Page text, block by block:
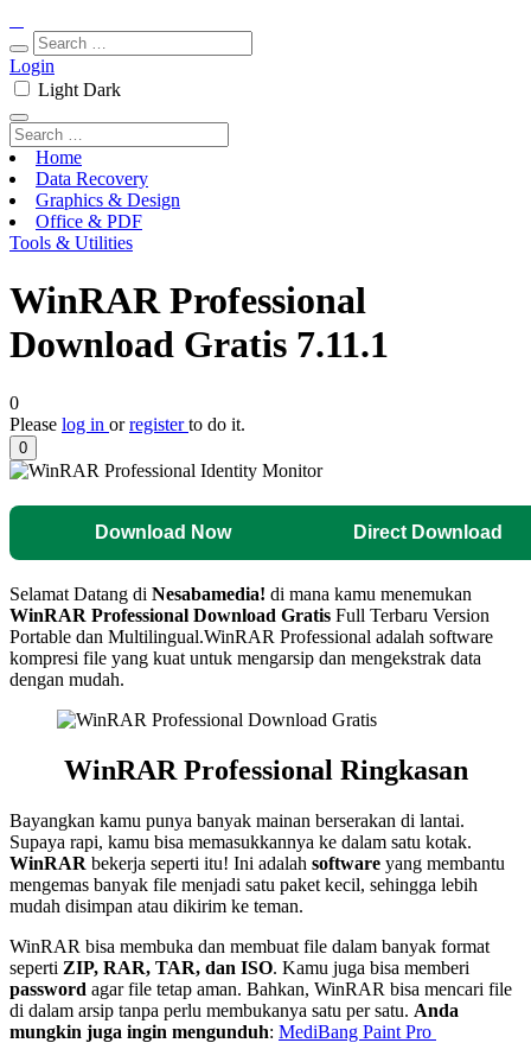
Login
Light Dark
Home
Data Recovery
Graphics & Design
Office & PDF
Tools & Utilities
WinRAR Professional
Download Gratis 7.11.1
0
Please log in orregisterto do it.
0
Download Now Direct Download
Selamat Datang di Nesabamedia! di mana kamu menemukan
WinRAR Professional Download Gratis Full Terbaru Version
Portable dan Multilingual.WinRAR Professional adalah software
kompresi file yang kuat untuk mengarsip dan mengekstrak data
dengan mudah.
WinRAR Professional Ringkasan
Bayangkan kamu punya banyak mainan berserakan di lantai.
Supaya rapi, kamu bisa memasukkannya ke dalam satu kotak.
WinRAR bekerja seperti itu! Ini adalah software yang membantu
mengemas banyak file menjadi satu paket kecil, sehingga lebih
mudah disimpan atau dikirim ke teman.
WinRAR bisa membuka dan membuat file dalam banyak format
seperti ZIP, RAR, TAR, dan ISO. Kamu juga bisa memberi
password agar file tetap aman. Bahkan, WinRAR bisa mencari file
di dalam arsip tanpa perlu membukanya satu per satu. Anda
mungkin juga ingin mengunduh: MediBang Paint Pro